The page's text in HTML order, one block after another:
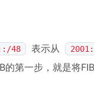
48 表示从
第一步，就是将